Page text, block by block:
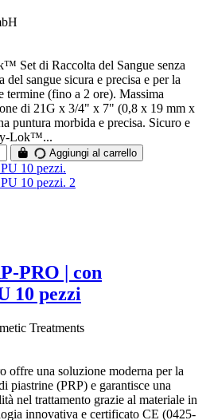
Set di Raccolta del Sangue senza
sangue sicura e precisa e per la
termine (fino a 2 ore). Massima
di 21G x 3/4" x 7" (0,8 x 19 mm x
puntura morbida e precisa. Sicuro e
Lok™...
Aggiungi al carrello
PRO | con
10 pezzi
Treatments
una soluzione moderna per la
piastrine (PRP) e garantisce una
nel trattamento grazie al materiale in
innovativa e certificato CE (0425-